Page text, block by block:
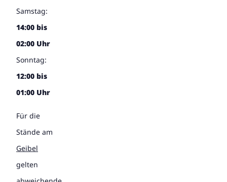
Samstag:
14:00 bis
02:00 Uhr
Sonntag:
12:00 bis
01:00 Uhr
Für die
Stände am
Geibel
gelten